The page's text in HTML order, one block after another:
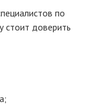
по
стоит доверить